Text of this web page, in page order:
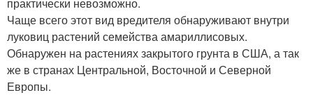
Чаще всего этот вид вредителя обнаруживают внутри
луковиц растений семейства амариллисовых.
Обнаружен на растениях закрытого грунта в США, а так
же в странах Центральной, Восточной и Северной
Европы.